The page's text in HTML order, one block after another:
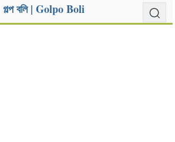
গল্প বলি | Golpo Boli